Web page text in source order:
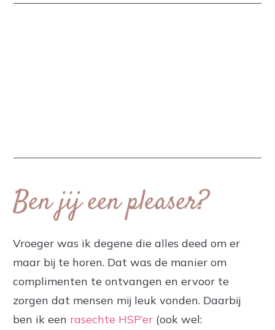
Ben jij een pleaser?
Vroeger was ik degene die alles deed om er
maar bij te horen. Dat was de manier om
complimenten te ontvangen en ervoor te
zorgen dat mensen mij leuk vonden. Daarbij
ben ik een rasechte HSP’er (ook wel: